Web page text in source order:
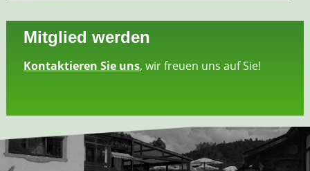
Mitglied werden
Kontaktieren Sie uns, wir freuen uns auf Sie!